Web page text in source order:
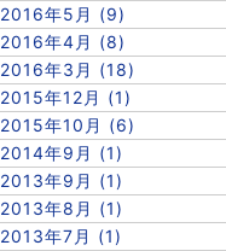
2016年5月 (9)
2016年4月 (8)
2016年3月 (18)
2015年12月 (1)
2015年10月 (6)
2014年9月 (1)
2013年9月 (1)
2013年8月 (1)
2013年7月 (1)